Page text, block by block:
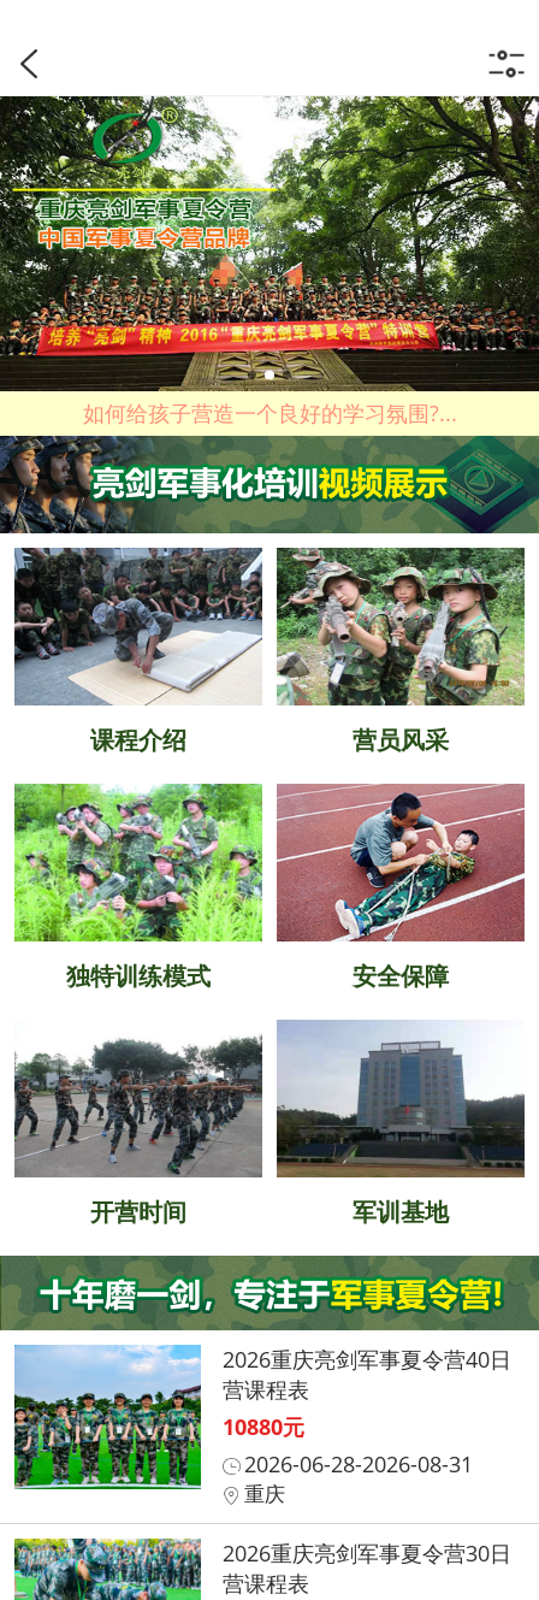
如何给孩子营造一个良好的学习氛围?...
课程介绍 营员风采
独特训练模式 安全保障
开营时间 军训基地
2026重庆亮剑军事夏令营40日
营课程表
10880元
2026-06-28-2026-08-31
重庆
2026重庆亮剑军事夏令营30日
营课程表